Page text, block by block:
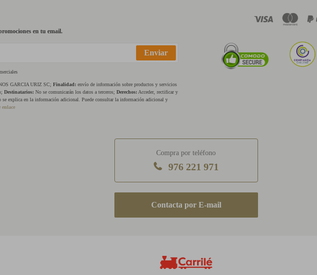
en tu email.
Enviar
GARCIA URIZ SC; Finalidad: envío de información sobre productos y servicios
Destinatarios: No se comunicarán los datos a terceros; Derechos: Acceder, rectificar y
explica en la información adicional. Puede consultar la información adicional y
enlace
Compra por teléfono
976 221 971
E-mail